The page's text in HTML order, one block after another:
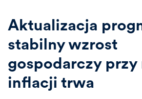
Aktualizacja
stabilny wzrost
gospodarczy przy
inflacji trwa